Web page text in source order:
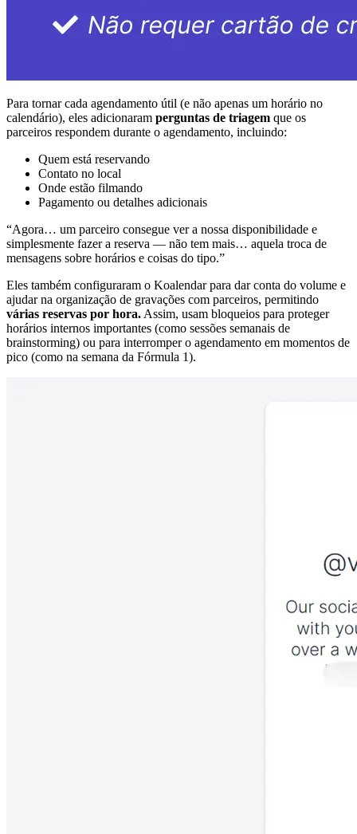
Para tornar cada agendamento útil (e não apenas um horário no
calendário), eles adicionaram perguntas de triagem que os
parceiros respondem durante o agendamento, incluindo:
Quem está reservando
Contato no local
Onde estão filmando
Pagamento ou detalhes adicionais
“Agora… um parceiro consegue ver a nossa disponibilidade e
simplesmente fazer a reserva — não tem mais… aquela troca de
mensagens sobre horários e coisas do tipo.”
Eles também configuraram o Koalendar para dar conta do volume e
ajudar na organização de gravações com parceiros, permitindo
várias reservas por hora. Assim, usam bloqueios para proteger
horários internos importantes (como sessões semanais de
brainstorming) ou para interromper o agendamento em momentos de
pico (como na semana da Fórmula 1).